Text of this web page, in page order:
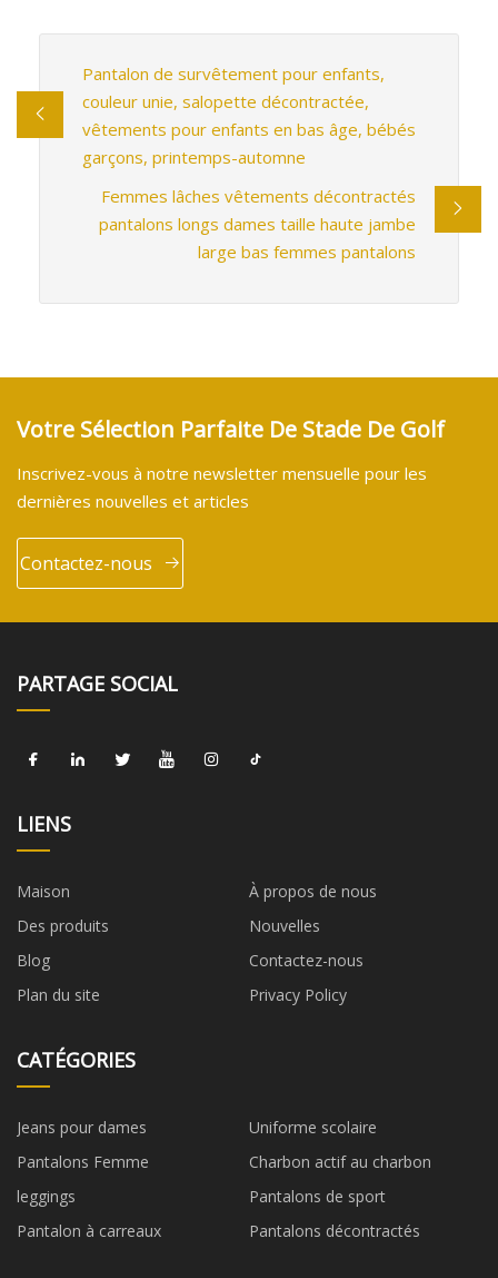
Pantalon de survêtement pour enfants,
couleur unie, salopette décontractée,
vêtements pour enfants en bas âge, bébés
garçons, printemps-automne
Femmes lâches vêtements décontractés
pantalons longs dames taille haute jambe
large bas femmes pantalons
Votre Sélection Parfaite De Stade De Golf
Inscrivez-vous à notre newsletter mensuelle pour les
dernières nouvelles et articles
Contactez-nous
PARTAGE SOCIAL
LIENS
Maison
À propos de nous
Des produits
Nouvelles
Blog
Contactez-nous
Plan du site
Privacy Policy
CATÉGORIES
Jeans pour dames
Uniforme scolaire
Pantalons Femme
Charbon actif au charbon
leggings
Pantalons de sport
Pantalon à carreaux
Pantalons décontractés